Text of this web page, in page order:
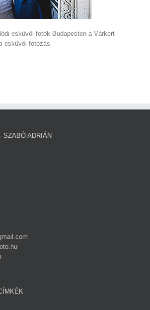
esküvői fotók Budapesten a Várkert
esküvői fotózás
SZABÓ ADRIÁN